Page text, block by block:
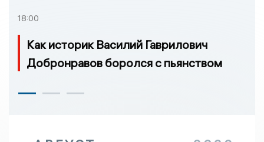
18:00
Как историк Василий Гаврилович
Добронравов боролся с пьянством